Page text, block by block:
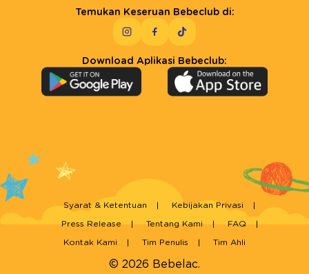
Temukan Keseruan Bebeclub di:
Download Aplikasi Bebeclub:
© 2026 Bebelac.
Syarat & Ketentuan Kebijakan Privasi
Press Release Tentang Kami FAQ
Kontak Kami Tim Penulis Tim Ahli